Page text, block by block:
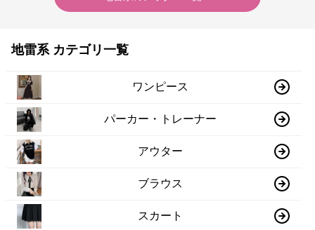
地雷系 カテゴリ一覧
ワンピース
パーカー・トレーナー
アウター
ブラウス
スカート